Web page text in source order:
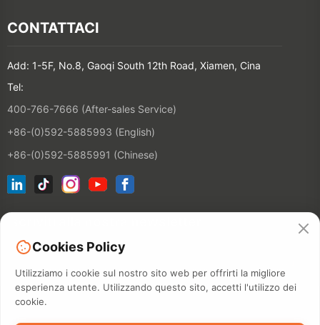
CONTATTACI
Add: 1-5F, No.8, Gaoqi South 12th Road, Xiamen, Cina
Tel:
400-766-7666 (After-sales Service)
+86-(0)592-5885993 (English)
+86-(0)592-5885991 (Chinese)
Cookies Policy
Utilizziamo i cookie sul nostro sito web per offrirti la migliore
esperienza utente. Utilizzando questo sito, accetti l'utilizzo dei
cookie.